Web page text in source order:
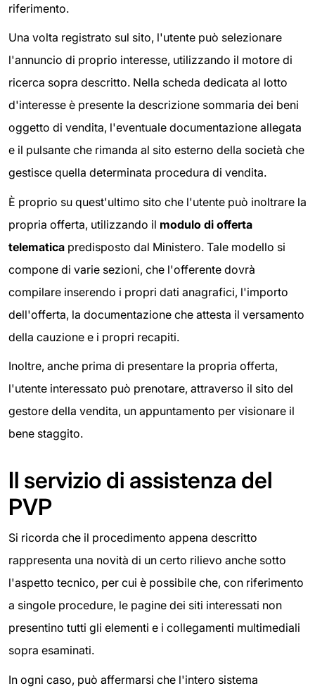
riferimento.
Una volta registrato sul sito, l'utente può selezionare
l'annuncio di proprio interesse, utilizzando il motore di
ricerca sopra descritto. Nella scheda dedicata al lotto
d'interesse è presente la descrizione sommaria dei beni
oggetto di vendita, l'eventuale documentazione allegata
e il pulsante che rimanda al sito esterno della società che
gestisce quella determinata procedura di vendita.
È proprio su quest'ultimo sito che l'utente può inoltrare la
propria offerta, utilizzando il modulo di offerta
telematica predisposto dal Ministero. Tale modello si
compone di varie sezioni, che l'offerente dovrà
compilare inserendo i propri dati anagrafici, l'importo
dell'offerta, la documentazione che attesta il versamento
della cauzione e i propri recapiti.
Inoltre, anche prima di presentare la propria offerta,
l'utente interessato può prenotare, attraverso il sito del
gestore della vendita, un appuntamento per visionare il
bene staggito.
Il servizio di assistenza del
PVP
Si ricorda che il procedimento appena descritto
rappresenta una novità di un certo rilievo anche sotto
l'aspetto tecnico, per cui è possibile che, con riferimento
a singole procedure, le pagine dei siti interessati non
presentino tutti gli elementi e i collegamenti multimediali
sopra esaminati.
In ogni caso, può affermarsi che l'intero sistema